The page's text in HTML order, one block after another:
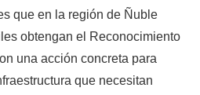
que en la región de Ñuble
obtengan el Reconocimiento
una acción concreta para
que necesitan